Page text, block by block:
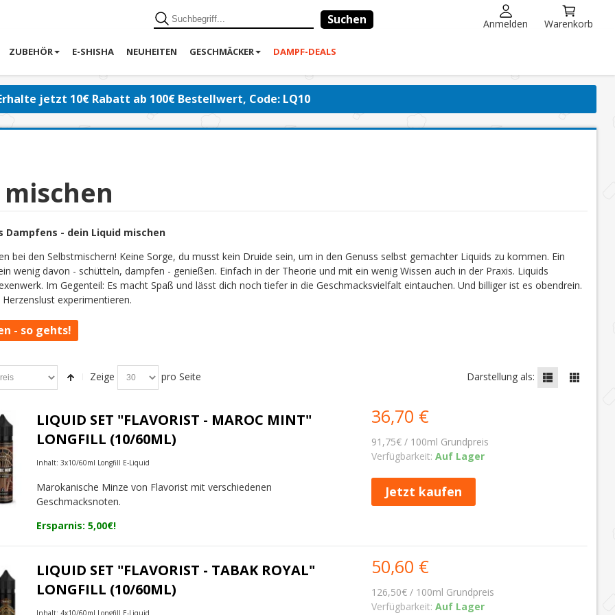
Suchen Anmelden Warenkorb
ZUBEHÖR E-SHISHA NEUHEITEN GESCHMÄCKER DAMPF-DEALS
jetzt 10€ Rabatt ab 100€ Bestellwert, Code: LQ10
Dampfens - dein Liquid mischen
bei den Selbstmischern! Keine Sorge, du musst kein Druide sein, um in den Genuss selbst gemachter Liquids zu kommen. Ein
wenig davon - schütteln, dampfen - genießen. Einfach in der Theorie und mit ein wenig Wissen auch in der Praxis. Liquids
Im Gegenteil: Es macht Spaß und lässt dich noch tiefer in die Geschmacksvielfalt eintauchen. Und billiger ist es obendrein.
experimentieren.
- so gehts!
Zeige pro Seite Darstellung als:
LIQUID SET "FLAVORIST - MAROC MINT"
LONGFILL (10/60ML)
Inhalt: 3x10/60ml Longfill E-Liquid
Marokanische Minze von Flavorist mit verschiedenen
Geschmacksnoten.
Ersparnis: 5,00€!
36,70 €
91,75€ / 100ml Grundpreis
Verfügbarkeit: Auf Lager
Jetzt kaufen
LIQUID SET "FLAVORIST - TABAK ROYAL"
LONGFILL (10/60ML)
50,60 €
126,50€ / 100ml Grundpreis
Verfügbarkeit: Auf Lager